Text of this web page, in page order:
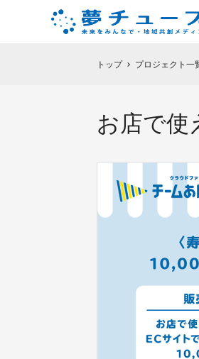
トップ chevron_right プロジェクト一
お店で使